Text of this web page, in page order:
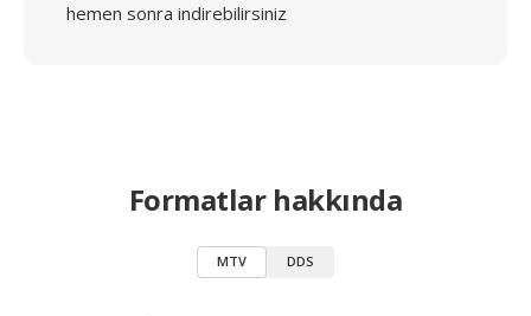
hemen sonra indirebilirsiniz
Formatlar hakkında
MTV DDS